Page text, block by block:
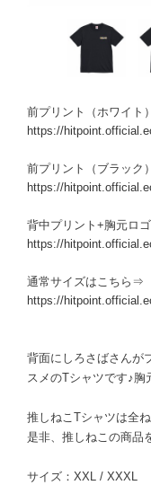
前プリント（ホワイト
https://
前プリント（ブラック
https://
背中プリント+胸元ロ
https://
通常サイズはこちら⇒
https://
背面にしろさばさんが
スメのTシャツです♪胸
推しねこTシャツは全
是非、推しねこの商品
サイズ：XXL / XXXL